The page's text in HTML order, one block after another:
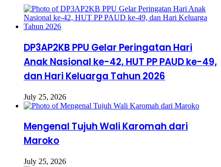
DP3AP2KB PPU Gelar Peringatan Hari
Anak Nasional ke-42, HUT PP PAUD ke-49,
dan Hari Keluarga Tahun 2026
July 25, 2026
Mengenal Tujuh Wali Karomah dari
Maroko
July 25, 2026